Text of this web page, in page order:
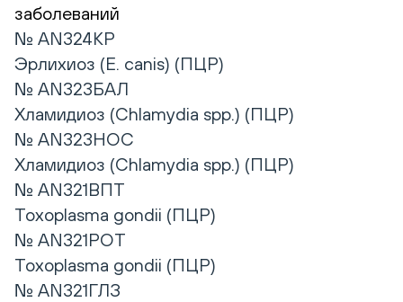
заболеваний
№ AN324КР
Эрлихиоз (E. canis) (ПЦР)
№ AN323БАЛ
Хламидиоз (Chlamydia spp.) (ПЦР)
№ AN323НОС
Хламидиоз (Chlamydia spp.) (ПЦР)
№ AN321ВПТ
Toxoplasma gondii (ПЦР)
№ AN321РОТ
Toxoplasma gondii (ПЦР)
№ AN321ГЛЗ